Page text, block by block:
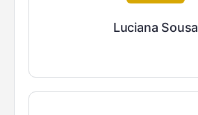
Luciana Sousa